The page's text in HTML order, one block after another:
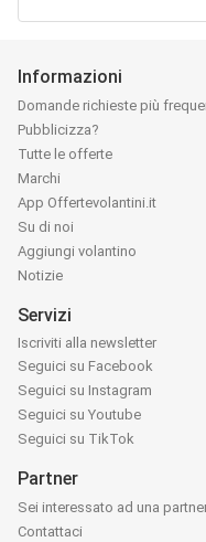
Informazioni
Domande richieste più
Pubblicizza?
Tutte le offerte
Marchi
App Offertevolantini.it
Su di noi
Aggiungi volantino
Notizie
Servizi
Iscriviti alla newsletter
Seguici su Facebook
Seguici su Instagram
Seguici su Youtube
Seguici su TikTok
Partner
Sei interessato ad una
Contattaci